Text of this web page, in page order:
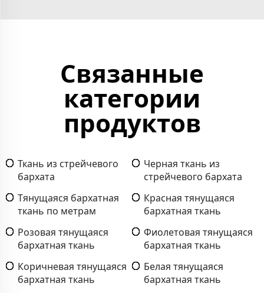
Связанные
категории
продуктов
Ткань из стрейчевого
бархата
Черная ткань из
стрейчевого бархата
Тянущаяся бархатная
ткань по метрам
Красная тянущаяся
бархатная ткань
Розовая тянущаяся
бархатная ткань
Фиолетовая тянущаяся
бархатная ткань
Коричневая тянущаяся
бархатная ткань
Белая тянущаяся
бархатная ткань